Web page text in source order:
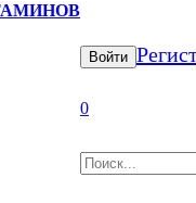
Войти
0